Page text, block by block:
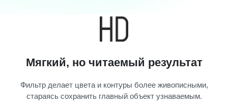
Мягкий, но читаемый результат
Фильтр делает цвета и контуры более живописными,
стараясь сохранить главный объект узнаваемым.